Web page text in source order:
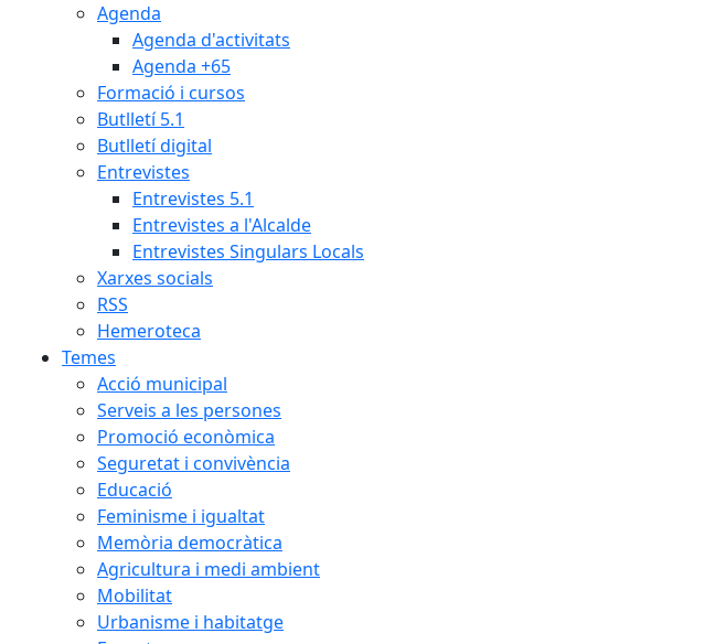
Agenda
Agenda d'activitats
Agenda +65
Formació i cursos
Butlletí 5.1
Butlletí digital
Entrevistes
Entrevistes 5.1
Entrevistes a l'Alcalde
Entrevistes Singulars Locals
Xarxes socials
RSS
Hemeroteca
Temes
Acció municipal
Serveis a les persones
Promoció econòmica
Seguretat i convivència
Educació
Feminisme i igualtat
Memòria democràtica
Agricultura i medi ambient
Mobilitat
Urbanisme i habitatge